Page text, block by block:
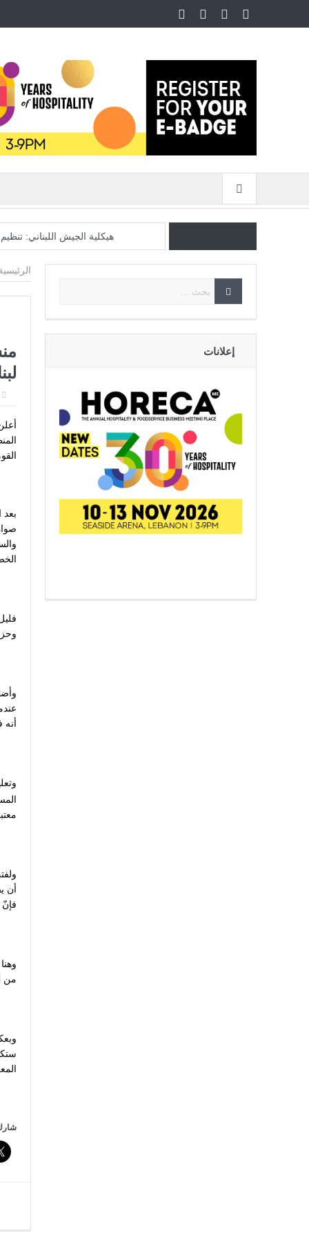
هيكلية الجيش اللبناني:
فرنسا تخرج ببطء من قلب
حرب مالي الشمالية تدخل
أوروبا
بعد
أنه
فإنّ الـ”أس 300″
من
إعلانات